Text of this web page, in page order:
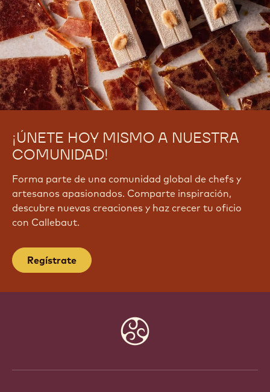
¡ÚNETE HOY MISMO A NUESTRA
COMUNIDAD!
Forma parte de una comunidad global de chefs y
artesanos apasionados. Comparte inspiración,
descubre nuevas creaciones y haz crecer tu oficio
con Callebaut.
Regístrate